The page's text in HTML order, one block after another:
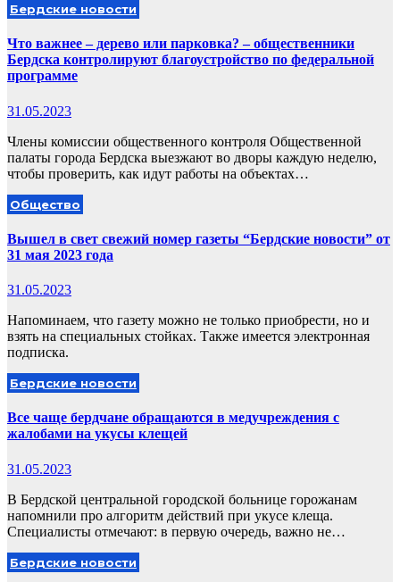
Бердские новости
Что важнее – дерево или парковка? – общественники
Бердска контролируют благоустройство по федеральной
программе
31.05.2023
Члены комиссии общественного контроля Общественной
палаты города Бердска выезжают во дворы каждую неделю,
чтобы проверить, как идут работы на объектах…
Общество
Вышел в свет свежий номер газеты “Бердские новости” от
31 мая 2023 года
31.05.2023
Напоминаем, что газету можно не только приобрести, но и
взять на специальных стойках. Также имеется электронная
подписка.
Бердские новости
Все чаще бердчане обращаются в медучреждения с
жалобами на укусы клещей
31.05.2023
В Бердской центральной городской больнице горожанам
напомнили про алгоритм действий при укусе клеща.
Специалисты отмечают: в первую очередь, важно не…
Бердские новости